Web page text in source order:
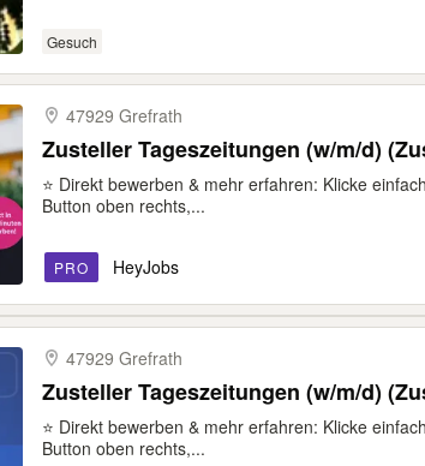
Gesuch
47929 Grefrath
Zusteller Tageszeitungen (w/m/d)
⭐ Direkt bewerben & mehr erfahren: Klicke
Button oben rechts,...
PRO HeyJobs
47929 Grefrath
Zusteller Tageszeitungen (w/m/d)
⭐ Direkt bewerben & mehr erfahren: Klicke
Button oben rechts,...